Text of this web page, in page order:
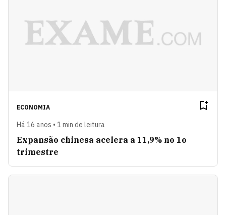
ECONOMIA
Há 16 anos • 1 min de leitura
Expansão chinesa acelera a 11,9% no 1o
trimestre